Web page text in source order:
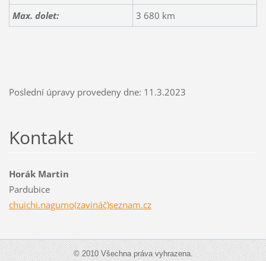
Max. dolet:
3 680 km
Poslední úpravy provedeny dne: 11.3.2023
Kontakt
Horák Martin
Pardubice
chuichi.nagumo(zavináč)seznam.cz
© 2010 Všechna práva vyhrazena.